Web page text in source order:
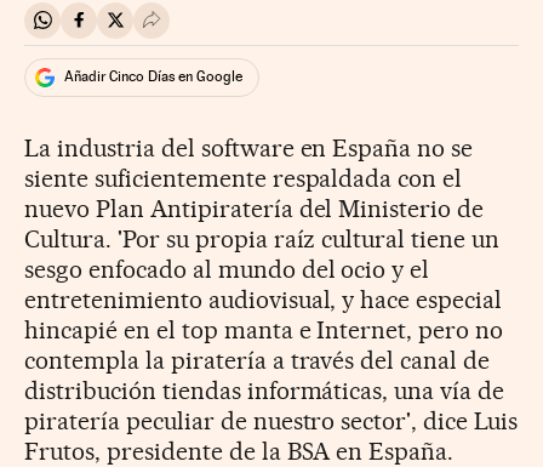
Compartir en Whatsapp
Compartir en Facebook
Compartir en Twitter
Desplegar Redes Sociales
Añadir Cinco Días en Google
La industria del software en España no se
siente suficientemente respaldada con el
nuevo Plan Antipiratería del Ministerio de
Cultura. 'Por su propia raíz cultural tiene un
sesgo enfocado al mundo del ocio y el
entretenimiento audiovisual, y hace especial
hincapié en el top manta e Internet, pero no
contempla la piratería a través del canal de
distribución tiendas informáticas, una vía de
piratería peculiar de nuestro sector', dice Luis
Frutos, presidente de la BSA en España.